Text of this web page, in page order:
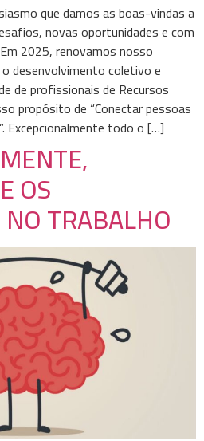
que damos as boas-vindas a
novas oportunidades e com
2025, renovamos nosso
desenvolvimento coletivo e
de profissionais de Recursos
propósito de “Conectar pessoas
Excepcionalmente todo o […]
OS
TRABALHO